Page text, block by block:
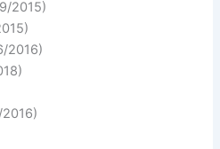
2015)
2016)